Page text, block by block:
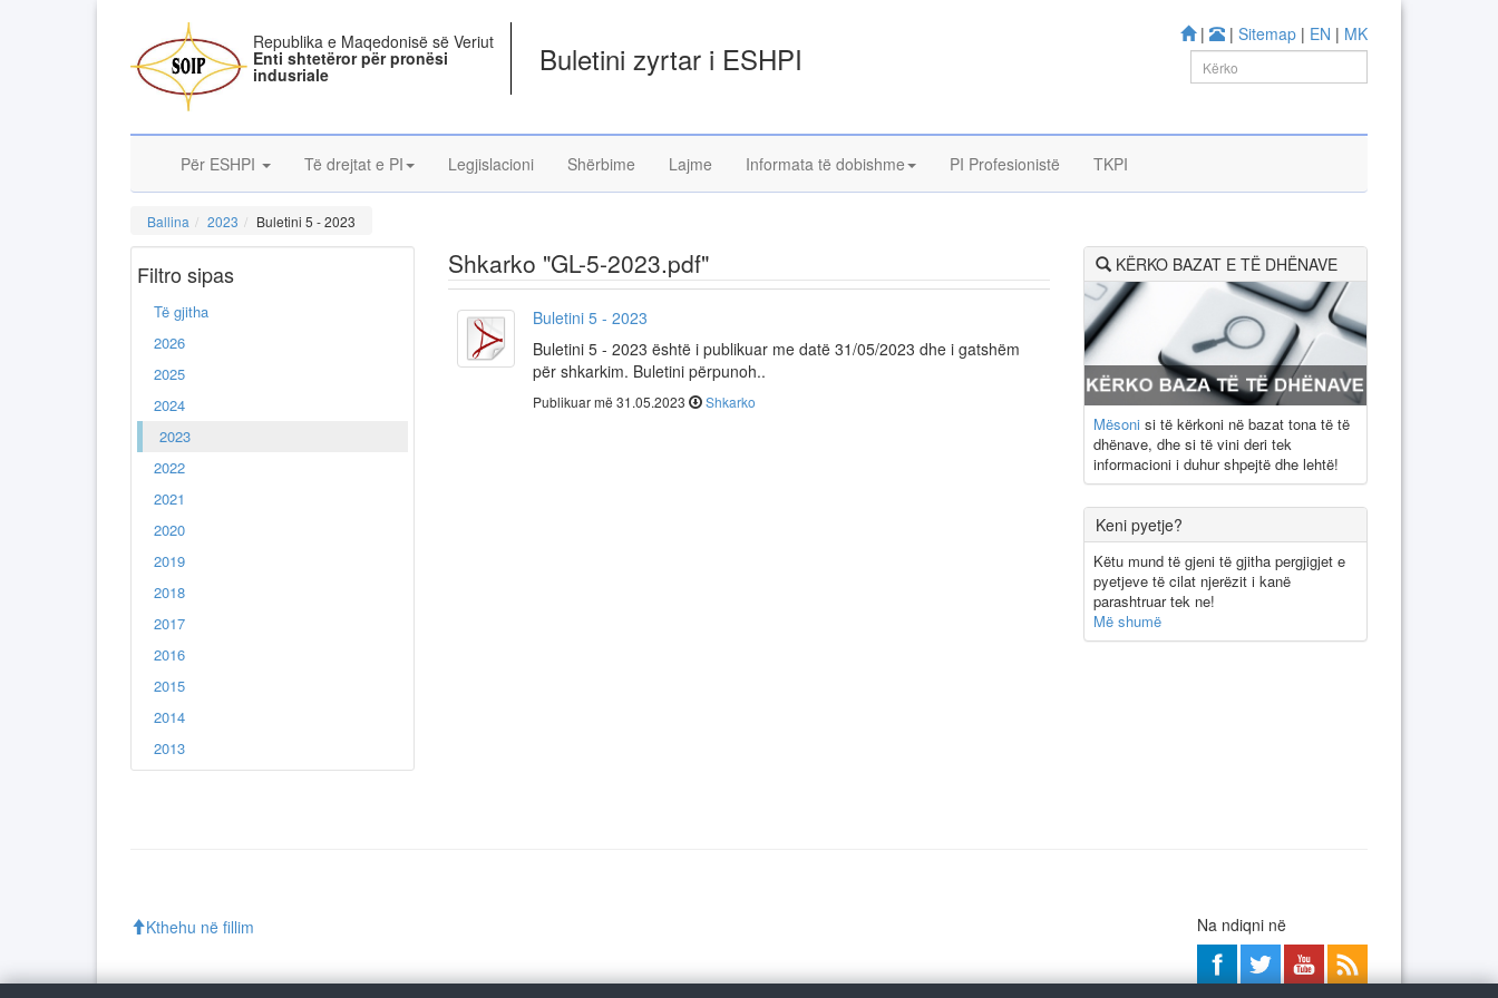
| | Sitemap | EN | MK
Republika e Maqedonisë së Veriut
Enti shtetëror për pronësi
indusriale Buletini zyrtar i ESHPI
Për ESHPI Të drejtat e PI Legjislacioni Shërbime Lajme Informata të dobishme PI Profesionistë TKPI
Ballina 2023 Buletini 5 - 2023
Filtro sipas
Të gjitha
2026
2025
2024
2023
2022
2021
2020
2019
2018
2017
2016
2015
2014
2013
Shkarko "GL-5-2023.pdf"
Buletini 5 - 2023
Buletini 5 - 2023 është i publikuar me datë 31/05/2023 dhe i gatshëm
për shkarkim. Buletini përpunoh..
Publikuar më 31.05.2023 Shkarko
KËRKO BAZAT E TË DHËNAVE
Mësoni si të kërkoni në bazat tona të të
dhënave, dhe si të vini deri tek
informacioni i duhur shpejtë dhe lehtë!
Keni pyetje?
Këtu mund të gjeni të gjitha pergjigjet e
pyetjeve të cilat njerëzit i kanë
parashtruar tek ne!
Më shumë
Kthehu në fillim Na ndiqni në